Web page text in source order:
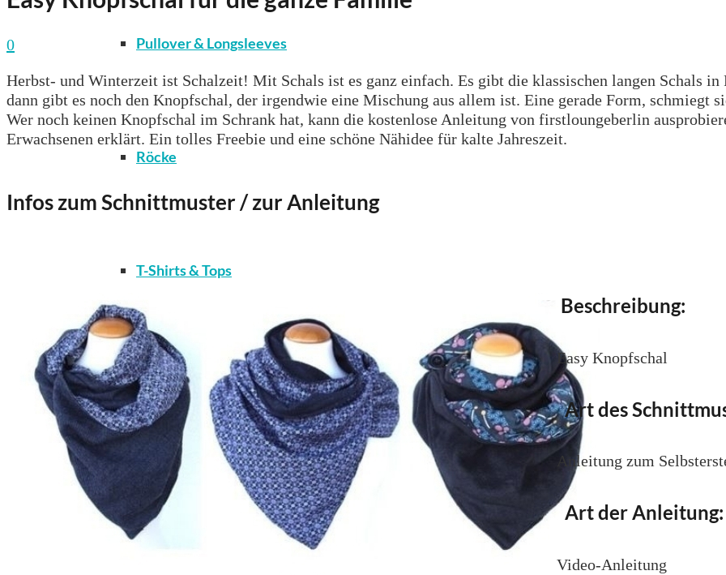
Pullover & Longsleeves
Röcke
T-Shirts & Tops
Unterwäsche & Weiteres
Kleidung nach Größen
0
Herbst- und Winterzeit ist Schalzeit! Mit Schals ist es ganz einfach. Es gibt die klassischen langen Schals
dann gibt es noch den Knopfschal, der irgendwie eine Mischung aus allem ist. Eine gerade Form, schmiegt
Wer noch keinen Knopfschal im Schrank hat, kann die kostenlose Anleitung von firstloungeberlin
Erwachsenen erklärt. Ein tolles Freebie und eine schöne Nähidee für kalte Jahreszeit.
Infos zum Schnittmuster / zur Anleitung
Beschreibung:
Easy Knopfschal
Art des
Anleitung zum
Art der Anleitung:
Video-Anleitung